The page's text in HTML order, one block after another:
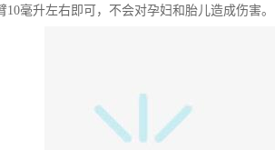
10毫升左右即可，不会对孕妇和胎儿造成伤害